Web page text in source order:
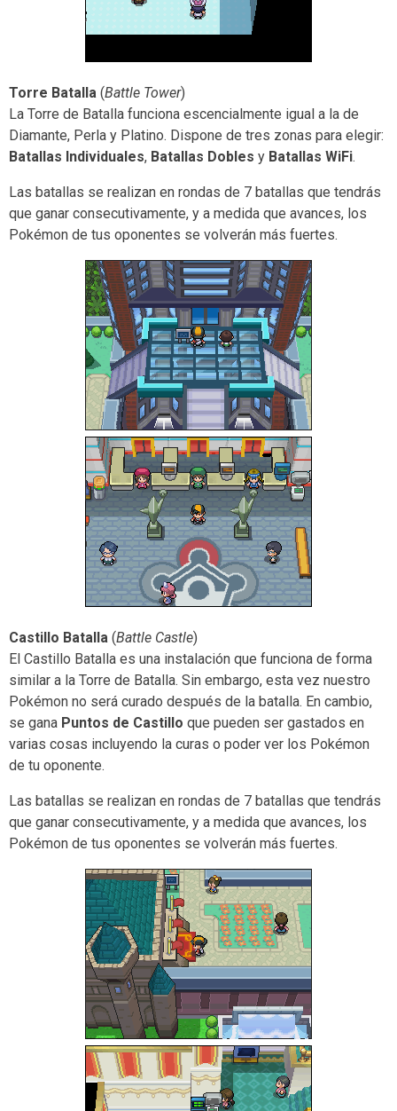
Torre Batalla (Battle Tower)
La Torre de Batalla funciona escencialmente igual a la de
Diamante, Perla y Platino. Dispone de tres zonas para elegir:
Batallas Individuales, Batallas Dobles y Batallas WiFi.
Las batallas se realizan en rondas de 7 batallas que tendrás
que ganar consecutivamente, y a medida que avances, los
Pokémon de tus oponentes se volverán más fuertes.
Castillo Batalla (Battle Castle)
El Castillo Batalla es una instalación que funciona de forma
similar a la Torre de Batalla. Sin embargo, esta vez nuestro
Pokémon no será curado después de la batalla. En cambio,
se gana Puntos de Castillo que pueden ser gastados en
varias cosas incluyendo la curas o poder ver los Pokémon
de tu oponente.
Las batallas se realizan en rondas de 7 batallas que tendrás
que ganar consecutivamente, y a medida que avances, los
Pokémon de tus oponentes se volverán más fuertes.